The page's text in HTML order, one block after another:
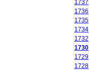
1737
1736
1735
1734
1732
1730
1729
1728